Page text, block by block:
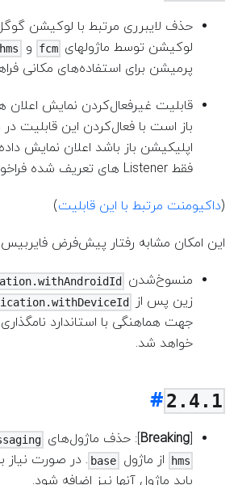
حذف لایبرری مرتبط با لوکیشن
لوکیشن توسط ماژولهای fcm و hms
پرمیشن برای استفاده‌های مکانی
قابلیت غیرفعال‌کردن نمایش
باز است با فعال‌کردن این قابلیت
اپلیکیشن باز باشد اعلان نمایش
فقط Listener های تعریف شده فراخوانی می‌شوند.
(داکیومنت مرتبط با این قابلیت)
این امکان مشابه رفتار پیش‌فرض
منسوخ‌شدن
زین پس از
جهت هماهنگی با استاندارد نامگذاری
خواهد شد.
2.4.1
Breaking : حذف ماژول‌های
hms از ماژول base . در صورت نیاز
باید ماژول آنها نیز اضافه شود.